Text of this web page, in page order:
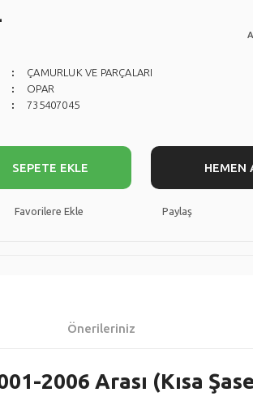
ÇAMURLUK VE PARÇALARI
OPAR
735407045
SEPETE EKLE HEMEN
Paylaş
Önerileriniz
2006 Arası (Kısa